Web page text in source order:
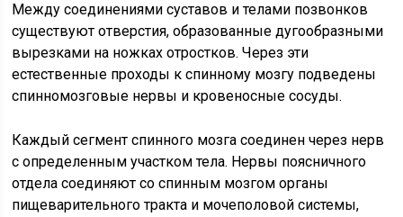
Между соединениями суставов и телами позвонков
существуют отверстия, образованные дугообразными
вырезками на ножках отростков. Через эти
естественные проходы к спинному мозгу подведены
спинномозговые нервы и кровеносные сосуды.
Каждый сегмент спинного мозга соединен через нерв
с определенным участком тела. Нервы поясничного
отдела соединяют со спинным мозгом органы
пищеварительного тракта и мочеполовой системы,